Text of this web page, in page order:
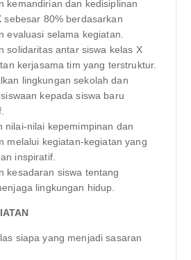
kemandirian dan kedisiplinan
sebesar 80% berdasarkan
evaluasi selama kegiatan.
solidaritas antar siswa kelas X
kerjasama tim yang terstruktur.
lingkungan sekolah dan
kepada siswa baru
nilai-nilai kepemimpinan dan
melalui kegiatan-kegiatan yang
inspiratif.
kesadaran siswa tentang
lingkungan hidup.
siapa yang menjadi sasaran